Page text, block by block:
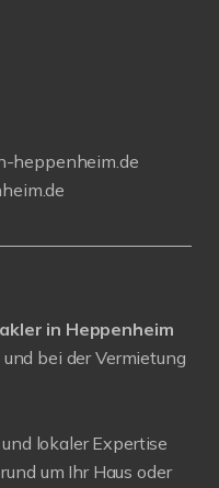
heppenheim.de
in Heppenheim
bei der Vermietung
lokaler Expertise
um Ihr Haus oder